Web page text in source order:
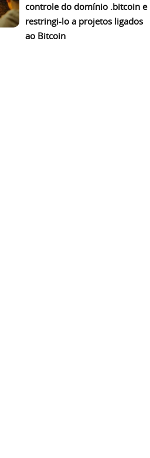
controle do domínio .bitcoin e
restringi-lo a projetos ligados
ao Bitcoin